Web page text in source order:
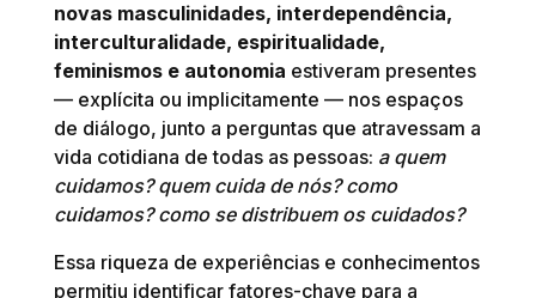
novas masculinidades, interdependência,
interculturalidade, espiritualidade,
feminismos e autonomia estiveram presentes
— explícita ou implicitamente — nos espaços
de diálogo, junto a perguntas que atravessam a
vida cotidiana de todas as pessoas: a quem
cuidamos? quem cuida de nós? como
cuidamos? como se distribuem os cuidados?
Essa riqueza de experiências e conhecimentos
permitiu identificar fatores-chave para a